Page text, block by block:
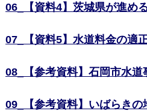
06_【資料4】茨城県が進め
07_【資料5】水道料金の適
08_【参考資料】石岡市水
09_【参考資料】いばらき